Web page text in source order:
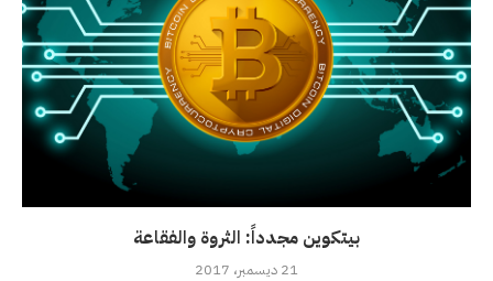
بيتكوين مجدداً: الثروة والفقاعة
21 ديسمبر، 2017